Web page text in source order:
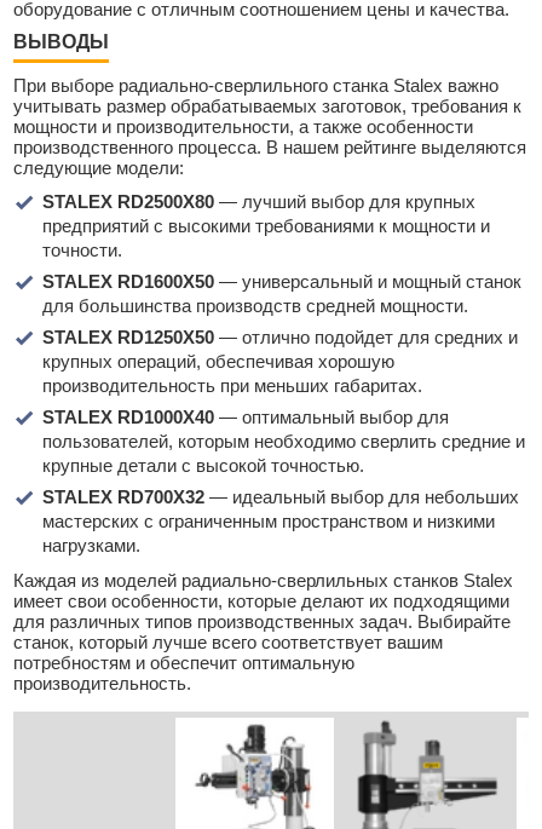
оборудование с отличным соотношением цены и качества.
ВЫВОДЫ
При выборе радиально-сверлильного станка Stalex важно
учитывать размер обрабатываемых заготовок, требования к
мощности и производительности, а также особенности
производственного процесса. В нашем рейтинге выделяются
следующие модели:
STALEX RD2500X80 — лучший выбор для крупных
предприятий с высокими требованиями к мощности и
точности.
STALEX RD1600X50 — универсальный и мощный станок
для большинства производств средней мощности.
STALEX RD1250X50 — отлично подойдет для средних и
крупных операций, обеспечивая хорошую
производительность при меньших габаритах.
STALEX RD1000X40 — оптимальный выбор для
пользователей, которым необходимо сверлить средние и
крупные детали с высокой точностью.
STALEX RD700X32 — идеальный выбор для небольших
мастерских с ограниченным пространством и низкими
нагрузками.
Каждая из моделей радиально-сверлильных станков Stalex
имеет свои особенности, которые делают их подходящими
для различных типов производственных задач. Выбирайте
станок, который лучше всего соответствует вашим
потребностям и обеспечит оптимальную
производительность.